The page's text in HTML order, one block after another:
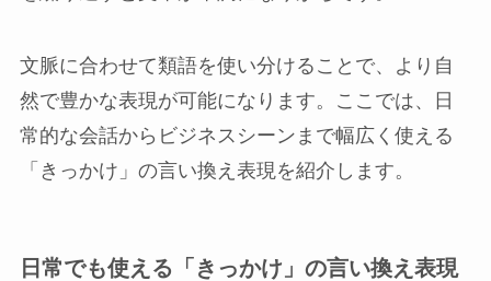
文脈に合わせて類語を使い分けることで、より自
然で豊かな表現が可能になります。ここでは、日
常的な会話からビジネスシーンまで幅広く使える
「きっかけ」の言い換え表現を紹介します。
日常でも使える「きっかけ」の言い換え表現